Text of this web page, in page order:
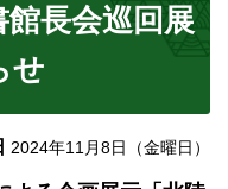
長会巡回展
せ
2024年11月8日（金曜日）